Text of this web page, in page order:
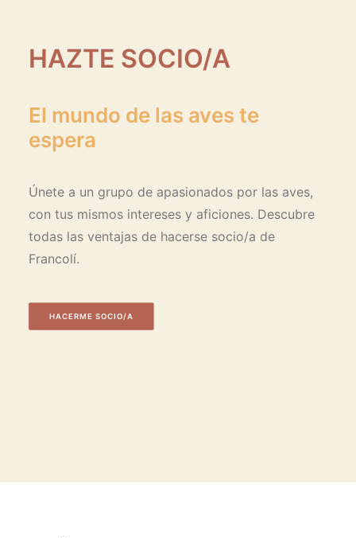
HAZTE SOCIO/A
El mundo de las aves te
espera
Únete a un grupo de apasionados por las aves,
con tus mismos intereses y aficiones. Descubre
todas las ventajas de hacerse socio/a de
Francolí.
HACERME SOCIO/A